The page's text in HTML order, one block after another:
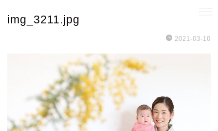
img_3211.jpg
2021-03-10